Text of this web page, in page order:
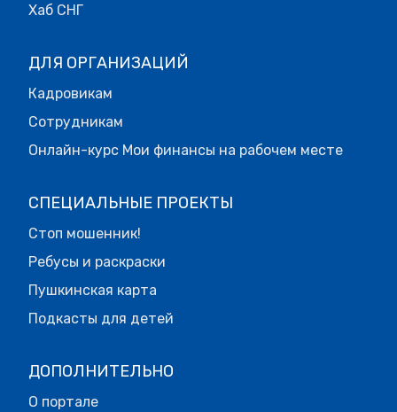
Хаб СНГ
ДЛЯ ОРГАНИЗАЦИЙ
Кадровикам
Сотрудникам
Онлайн-курс Мои финансы на рабочем месте
СПЕЦИАЛЬНЫЕ ПРОЕКТЫ
Стоп мошенник!
Ребусы и раскраски
Пушкинская карта
Подкасты для детей
ДОПОЛНИТЕЛЬНО
О портале